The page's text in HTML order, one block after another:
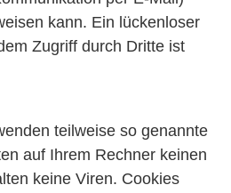
kann. Ein lückenloser
Zugriff durch Dritte ist
teilweise so genannte
auf Ihrem Rechner keinen
keine Viren. Cookies